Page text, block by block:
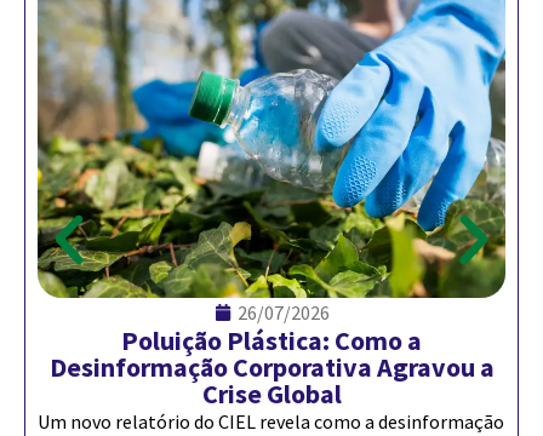
26/07/2026
Poluição Plástica: Como a
Desinformação Corporativa Agravou a
Crise Global
Um novo relatório do CIEL revela como a desinformação